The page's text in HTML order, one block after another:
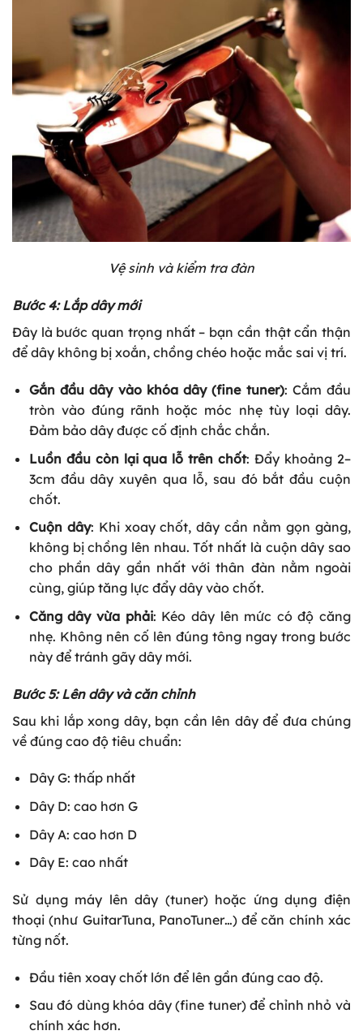
Vệ sinh và kiểm tra đàn
Bước 4: Lắp dây mới
Đây là bước quan trọng nhất – bạn cần thật cẩn thận
để dây không bị xoắn, chồng chéo hoặc mắc sai vị trí.
Gắn đầu dây vào khóa dây (fine tuner): Cắm đầu
tròn vào đúng rãnh hoặc móc nhẹ tùy loại dây.
Đảm bảo dây được cố định chắc chắn.
Luồn đầu còn lại qua lỗ trên chốt: Đẩy khoảng 2–
3cm đầu dây xuyên qua lỗ, sau đó bắt đầu cuộn
chốt.
Cuộn dây: Khi xoay chốt, dây cần nằm gọn gàng,
không bị chồng lên nhau. Tốt nhất là cuộn dây sao
cho phần dây gần nhất với thân đàn nằm ngoài
cùng, giúp tăng lực đẩy dây vào chốt.
Căng dây vừa phải: Kéo dây lên mức có độ căng
nhẹ. Không nên cố lên đúng tông ngay trong bước
này để tránh gãy dây mới.
Bước 5: Lên dây và căn chỉnh
Sau khi lắp xong dây, bạn cần lên dây để đưa chúng
về đúng cao độ tiêu chuẩn:
Dây G: thấp nhất
Dây D: cao hơn G
Dây A: cao hơn D
Dây E: cao nhất
Sử dụng máy lên dây (tuner) hoặc ứng dụng điện
thoại (như GuitarTuna, PanoTuner…) để căn chính xác
từng nốt.
Đầu tiên xoay chốt lớn để lên gần đúng cao độ.
Sau đó dùng khóa dây (fine tuner) để chỉnh nhỏ và
chính xác hơn.